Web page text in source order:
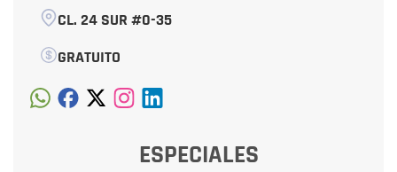
CL. 24 SUR #0-35
GRATUITO
ESPECIALES